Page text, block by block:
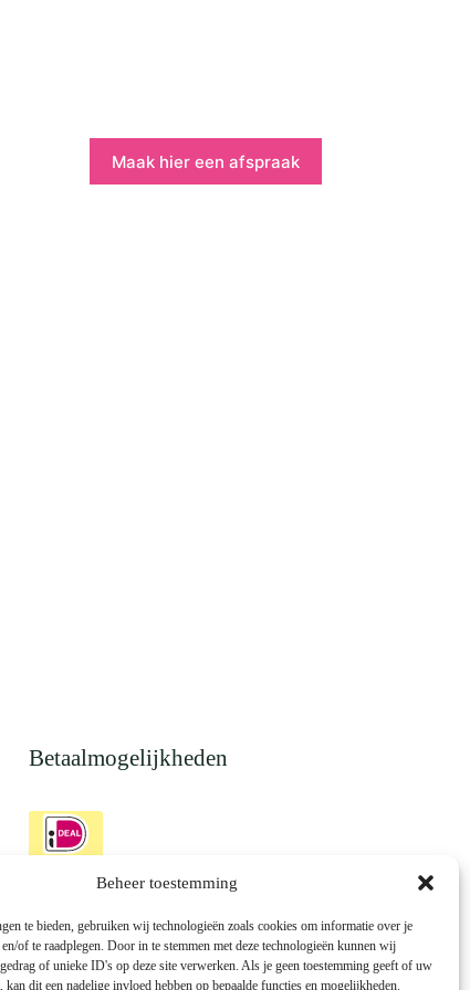
Beheer toestemming
te bieden, gebruiken wij technologieën zoals cookies om informatie over je
en/of te raadplegen. Door in te stemmen met deze technologieën kunnen wij
of unieke ID's op deze site verwerken. Als je geen toestemming geeft of uw
kan dit een nadelige invloed hebben op bepaalde functies en mogelijkheden.
Maak hier een afspraak
Betaalmogelijkheden